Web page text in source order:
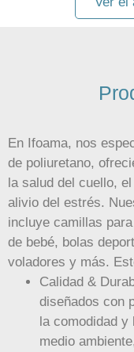
En Ifoama, nos
de poliuretano,
la salud del cuello,
alivio del estrés.
incluye camillas
de bebé, bolas
voladores y más.
Calidad &
diseñados con
la comodidad y
medio